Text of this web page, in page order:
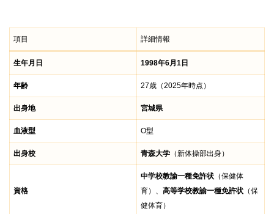
項目 詳細情報
生年月日 1998年6月1日
年齢 27歳（2025年時点）
出身地 宮城県
血液型 O型
出身校 青森大学 （新体操部出身）
資格
中学校教諭一種免許状 （保健体
育）、 高等学校教諭一種免許状 （保
健体育）